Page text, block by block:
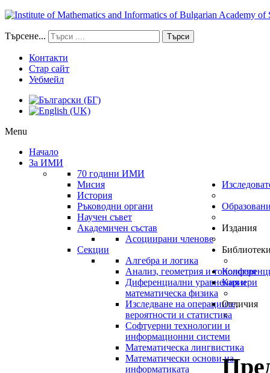
Търсене... Търси
Контакти
Стар сайт
Уебмейл
Menu
Начало
За ИМИ
70 години ИМИ
Мисия
История
Ръководни органи
Научен съвет
Академичен състав
Асоциирани членове
Секции
Алгебра и логика
Анализ, геометрия и топология
Диференциални уравнения и
математическа физика
Изследване на операциите,
вероятности и статистика
Софтуерни технологии и
информационни системи
Математическа лингвистика
Математически основи на
информатиката
Издания
Кариери
Отличия